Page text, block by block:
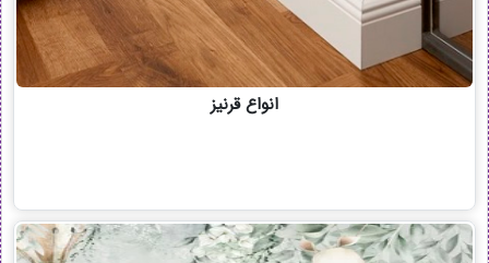
انواع قرنیز